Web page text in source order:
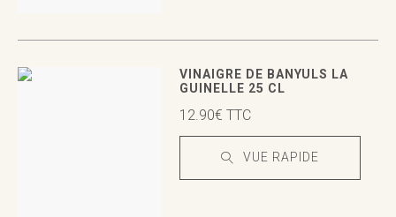
VINAIGRE DE BANYULS LA
GUINELLE 25 CL
12.90€ TTC
VUE RAPIDE